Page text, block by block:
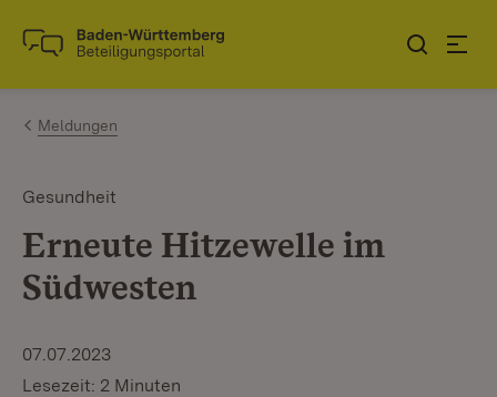
Zum Inhalt springen
Link zur Startseite
Meldungen
Gesundheit
Erneute Hitzewelle im
Südwesten
07.07.2023
Lesezeit: 2 Minuten